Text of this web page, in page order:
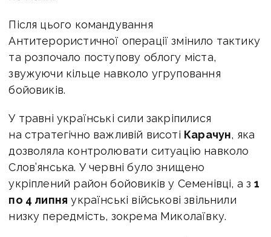
Після цього командування
Антитерористичної операції змінило тактику
та розпочало поступову облогу міста,
звужуючи кільце навколо угруповання
бойовиків.
У травні українські сили закріпилися
на стратегічно важливій висоті Карачун, яка
дозволяла контролювати ситуацію навколо
Слов’янська. У червні було знищено
укріплений район бойовиків у Семенівці, а з1
по 4 липня українські військові звільнили
низку передмість, зокрема Миколаївку.